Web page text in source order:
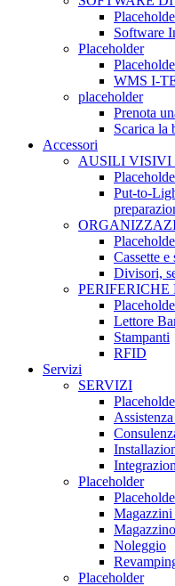
Software
Placeholder
WMS I-
placeholder
Prenota
Scarica la
Accessori
AUSILI VISIVI
Put-to-
Cassette e
Divisori,
Lettore
Stampanti
RFID
Servizi
SERVIZI
Placeholder
Magazzini
Noleggio
Placeholder